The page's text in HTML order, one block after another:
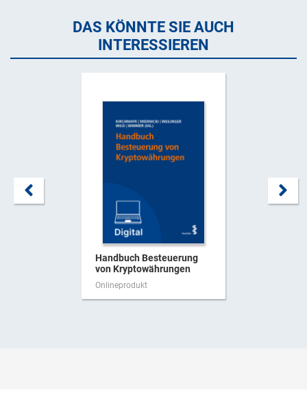
DAS KÖNNTE SIE AUCH
INTERESSIEREN
Handbuch Besteuerung
von Kryptowährungen
Onlineprodukt